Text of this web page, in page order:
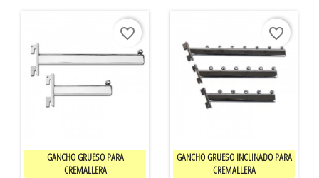
Vista rápida
GANCHO GRUESO PARA
CREMALLERA
favorite_border
Vista rápida
GANCHO GRUESO INCLINADO PARA
CREMALLERA
favorite_border